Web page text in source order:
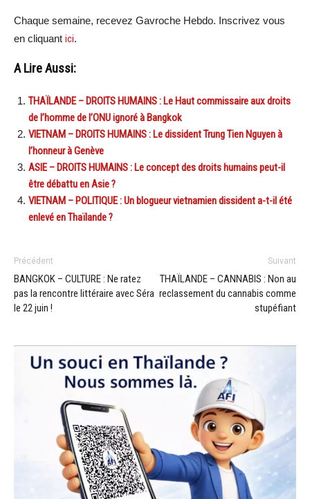
Chaque semaine, recevez Gavroche Hebdo. Inscrivez vous
en cliquant ici.
A Lire Aussi:
THAÏLANDE – DROITS HUMAINS : Le Haut commissaire aux droits
de l’homme de l’ONU ignoré à Bangkok
VIETNAM – DROITS HUMAINS : Le dissident Trung Tien Nguyen à
l’honneur à Genève
ASIE – DROITS HUMAINS : Le concept des droits humains peut-il
être débattu en Asie ?
VIETNAM – POLITIQUE : Un blogueur vietnamien dissident a-t-il été
enlevé en Thaïlande ?
Précédent
BANGKOK – CULTURE : Ne ratez
pas la rencontre littéraire avec Séra
le 22 juin !
Suivant
THAÏLANDE – CANNABIS : Non au
reclassement du cannabis comme
stupéfiant